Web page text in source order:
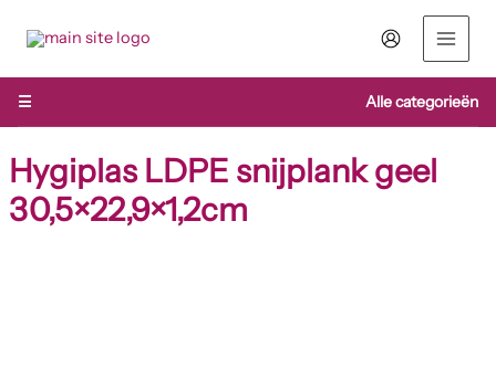
naar
inhoud
☰
Alle categorieën
Hygiplas LDPE snijplank geel
30,5×22,9×1,2cm